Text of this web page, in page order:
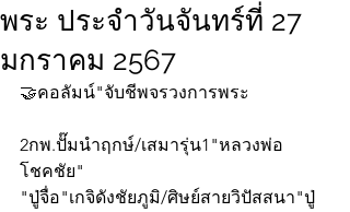
พระ ประจำวันจันทร์ที่ 27
มกราคม 2567
🤝คอลัมน์"จับชีพจรวงการพระ
2กพ.ปั๊มนำฤกษ์/เสมารุ่น1"หลวงพ่อ
โชคชัย"
"ปู่จื่อ"เกจิดังชัยภูมิ/ศิษย์สายวิปัสสนา"ปู่